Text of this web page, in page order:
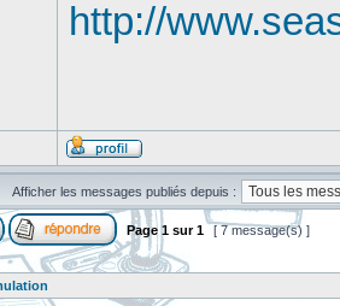
http://
Afficher les messages publiés depuis :
Page 1 sur1 [ 7 message(s) ]